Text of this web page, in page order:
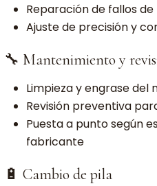
Reparación de fallos
Ajuste de precisión y
🔧 Mantenimiento y
Limpieza y engrase del
Revisión preventiva
Puesta a punto según
fabricante
🔋 Cambio de pila